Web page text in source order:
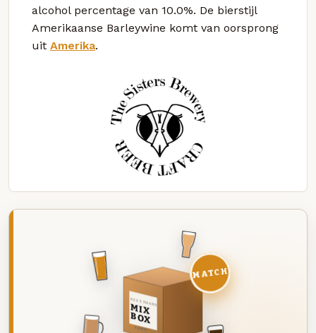
alcohol percentage van 10.0%. De bierstijl
Amerikaanse Barleywine komt van oorsprong
uit Amerika.
DEZE MAAND
MIX
BOX
8 BIEREN
MATCH